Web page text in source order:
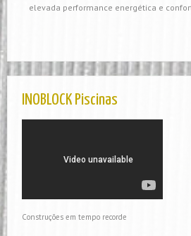
elevada performance energética e
INOBLOCK Piscinas
Construções em tempo recorde